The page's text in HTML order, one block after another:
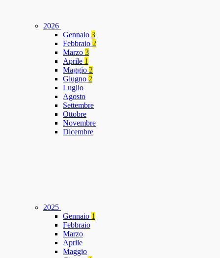
2026
Gennaio 3
Febbraio 2
Marzo 3
Aprile 1
Maggio 2
Giugno 2
Luglio
Agosto
Settembre
Ottobre
Novembre
Dicembre
2025
Gennaio 1
Febbraio
Marzo
Aprile
Maggio